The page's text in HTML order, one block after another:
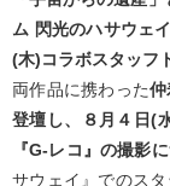
ム 閃光のハサウェ
(木)コラボスタッフ
両作品に携わった
登壇し、８月４日(
『G-レコ』の撮影
サウェイ』でのス